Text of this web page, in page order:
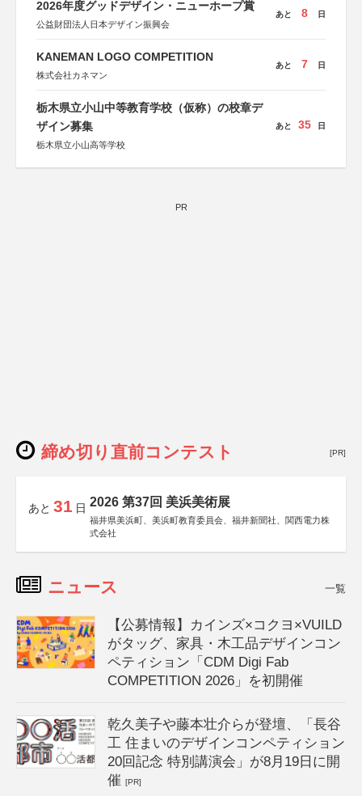
2026年度グッドデザイン・ニューホープ賞
公益財団法人日本デザイン振興会
あと 8 日
KANEMAN LOGO COMPETITION
株式会社カネマン
あと 7 日
栃木県立小山中等教育学校（仮称）の校章デ
ザイン募集
栃木県立小山高等学校
あと 35 日
PR
締め切り直前コンテスト [PR]
あと 31 日 2026 第37回 美浜美術展
福井県美浜町、美浜町教育委員会、福井新聞社、関西電力株
式会社
ニュース 一覧
【公募情報】カインズ×コクヨ×VUILD
がタッグ、家具・木工品デザインコン
ペティション「CDM Digi Fab
COMPETITION 2026」を初開催
乾久美子や藤本壮介らが登壇、「長谷
工 住まいのデザインコンペティション
20回記念 特別講演会」が8月19日に開
催[PR]